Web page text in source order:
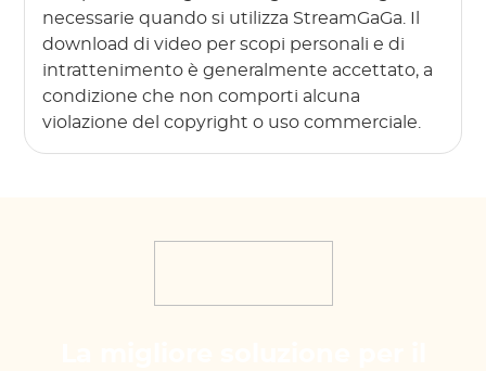
necessarie quando si utilizza StreamGaGa. Il
download di video per scopi personali e di
intrattenimento è generalmente accettato, a
condizione che non comporti alcuna
violazione del copyright o uso commerciale.